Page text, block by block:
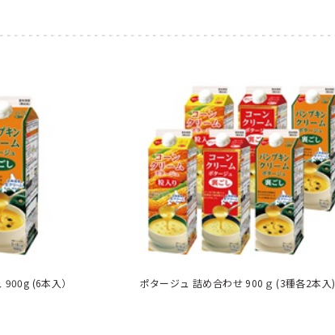
パンプキンポタージュ 900g (6本入） ポタージュ 詰め合わせ 900ｇ (3種各2本入)